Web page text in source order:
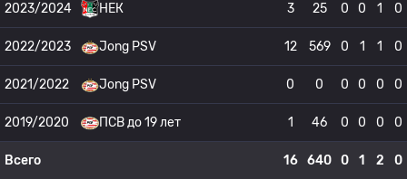
2023/2024 НЕК 3 25 0 0 1 0
2022/2023 Jong PSV 12 569 0 1 1 0
2021/2022 Jong PSV 0 0 0 0 0 0
2019/2020 ПСВ до 19 лет 1 46 0 0 0 0
Всего 16 640 0 1 2 0